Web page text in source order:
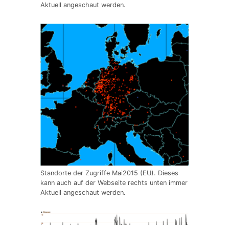
Aktuell angeschaut werden.
Standorte der Zugriffe Mai2015 (EU). Dieses
kann auch auf der Webseite rechts unten immer
Aktuell angeschaut werden.